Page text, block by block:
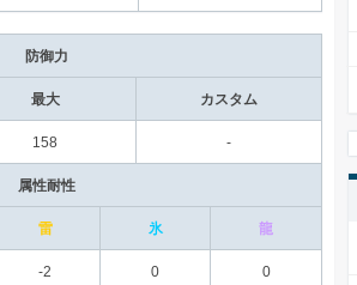
防御力
最大 カスタム
158 -
属性耐性
雷 氷 龍
-2 0 0